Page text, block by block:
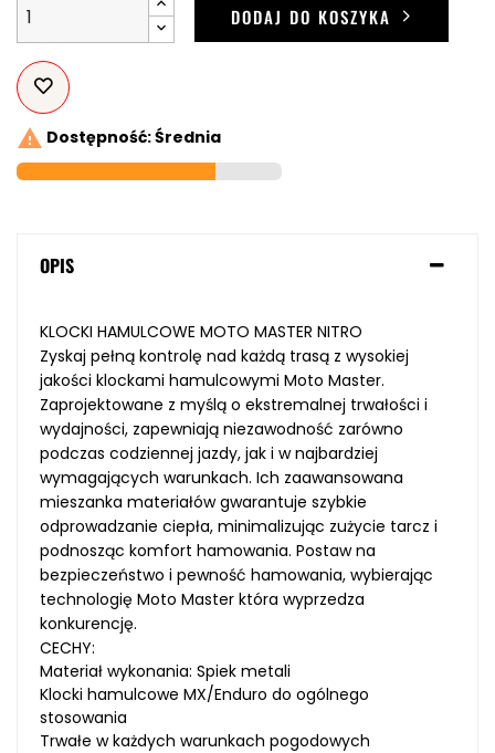
DODAJ DO KOSZYKA
 Dostępność: Średnia
OPIS
KLOCKI HAMULCOWE MOTO MASTER NITRO
Zyskaj pełną kontrolę nad każdą trasą z wysokiej
jakości klockami hamulcowymi Moto Master.
Zaprojektowane z myślą o ekstremalnej trwałości i
wydajności, zapewniają niezawodność zarówno
podczas codziennej jazdy, jak i w najbardziej
wymagających warunkach. Ich zaawansowana
mieszanka materiałów gwarantuje szybkie
odprowadzanie ciepła, minimalizując zużycie tarcz i
podnosząc komfort hamowania. Postaw na
bezpieczeństwo i pewność hamowania, wybierając
technologię Moto Master która wyprzedza
konkurencję.
CECHY:
Materiał wykonania: Spiek metali
Klocki hamulcowe MX/Enduro do ogólnego
stosowania
Trwałe w każdych warunkach pogodowych